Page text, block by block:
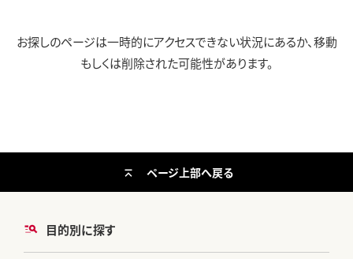
お探しのページは一時的にアクセスできない状況にあるか、移動
もしくは削除された可能性があります。
目的別に探す
ページ上部へ戻る